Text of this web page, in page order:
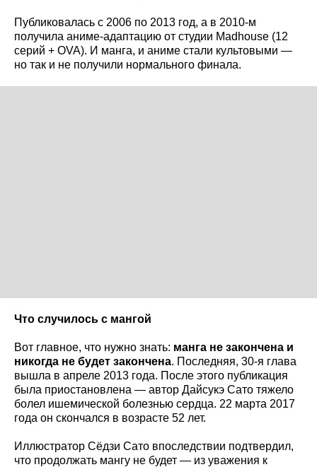
Публиковалась с 2006 по 2013 год, а в 2010-м
получила аниме-адаптацию от студии Madhouse (12
серий + OVA). И манга, и аниме стали культовыми —
но так и не получили нормального финала.
Что случилось с мангой
Вот главное, что нужно знать: манга не закончена и
никогда не будет закончена. Последняя, 30-я глава
вышла в апреле 2013 года. После этого публикация
была приостановлена — автор Дайсукэ Сато тяжело
болел ишемической болезнью сердца. 22 марта 2017
года он скончался в возрасте 52 лет.
Иллюстратор Сёдзи Сато впоследствии подтвердил,
что продолжать мангу не будет — из уважения к